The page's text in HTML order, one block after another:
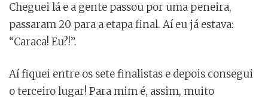
Cheguei lá e a gente passou por uma peneira,
passaram 20 para a etapa final. Aí eu já estava:
“Caraca! Eu?!”.
Aí fiquei entre os sete finalistas e depois consegui
o terceiro lugar! Para mim é, assim, muito